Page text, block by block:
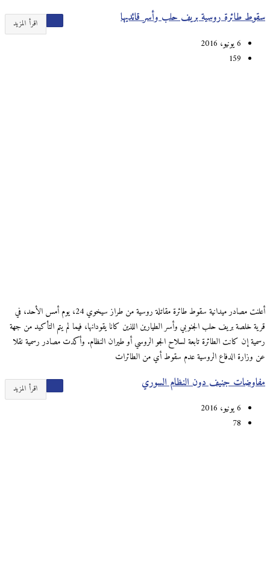
اقرأ المزيد سقوط طائرة روسية بريف حلب وأسر قائديها
159
أعلنت مصادر ميدانية سقوط طائرة مقاتلة روسية من طراز سيخوي 24، يوم أمس الأحد، في
قرية خلصة بريف حلب الجنوبي وأسر الطيارين اللذين كانا يقودانها، فيما لم يتم التأكيد من جهة
رسمية إن كانت الطائرة تابعة لسلاح الجو الروسي أو طيران النظام. وأكدت مصادر رسمية نقلا
عن وزارة الدفاع الروسية عدم سقوط أي من الطائرات
اقرأ المزيد مفاوضات جنيف دون النظام السوري
78